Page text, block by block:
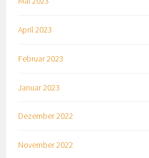
April 2023
Februar 2023
Januar 2023
Dezember 2022
November 2022